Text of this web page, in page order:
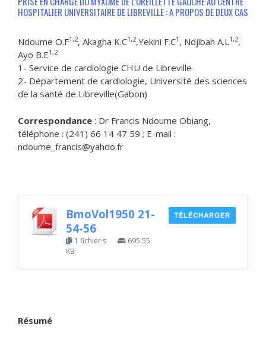
HOSPITALIER UNIVERSITAIRE DE LIBREVILLE : A PROPOS DE DEUX CAS
Ndoume O.F1,2, Akagha K.C1,2,Yekini F.C1 , Ndjibah A.L1,2,
Ayo B.E1,2
1- Service de cardiologie CHU de Libreville
2- Département de cardiologie, Université des sciences
de la santé de Libreville(Gabon)
Correspondance : Dr Francis Ndoume Obiang,
téléphone : (241) 66 14 47 59 ; E-mail :
ndoume_francis@yahoo.fr
BmoVol1950 21-
54-56
1 fichier·s
695.55
KB
TÉLÉCHARGER
Résumé